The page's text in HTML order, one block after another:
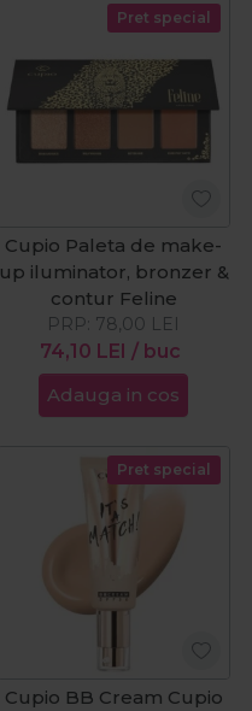
Pret special
Cupio Paleta de make-
up iluminator, bronzer &
contur Feline
74,10 LEI / buc
PRP: 78,00 LEI
Adauga in cos
Pret special
Cupio BB Cream Cupio